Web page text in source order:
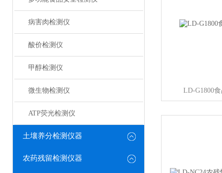
病害肉检测仪
酸价检测仪
甲醇检测仪
微生物检测仪
ATP荧光检测仪
土壤养分检测仪器
农药残留检测仪器
LD-G1800